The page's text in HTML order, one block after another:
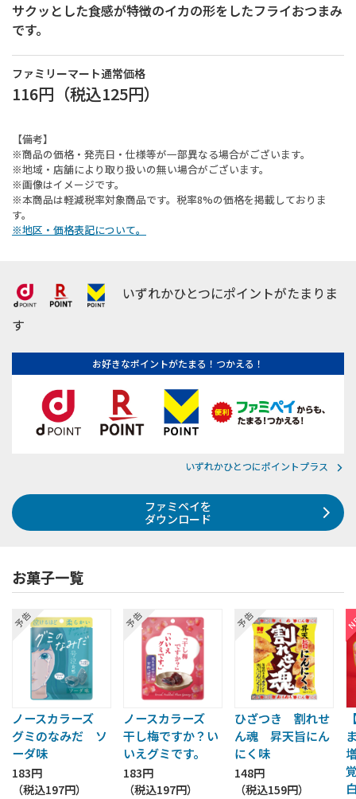
サクッとした食感が特徴のイカの形をしたフライおつまみ
です。
ファミリーマート通常価格
116円 （税込125円）
【備考】
※商品の価格・発売日・仕様等が一部異なる場合がございます。
※地域・店舗により取り扱いの無い場合がございます。
※画像はイメージです。
※本商品は軽減税率対象商品です。税率8%の価格を掲載しておりま
す。
※地区・価格表記について。
いずれかひとつにポイントがたまりま
す
お好きなポイントがたまる！つかえる！
いずれかひとつにポイントプラス
ファミペイを
ダウンロード
お菓子一覧
ノースカラーズ
グミのなみだ ソ
ーダ味
183円
（税込197円）
ノースカラーズ
干し梅ですか？い
いえグミです。
183円
（税込197円）
ひざつき 割れせ
ん魂 昇天旨にん
にく味
148円
（税込159円）